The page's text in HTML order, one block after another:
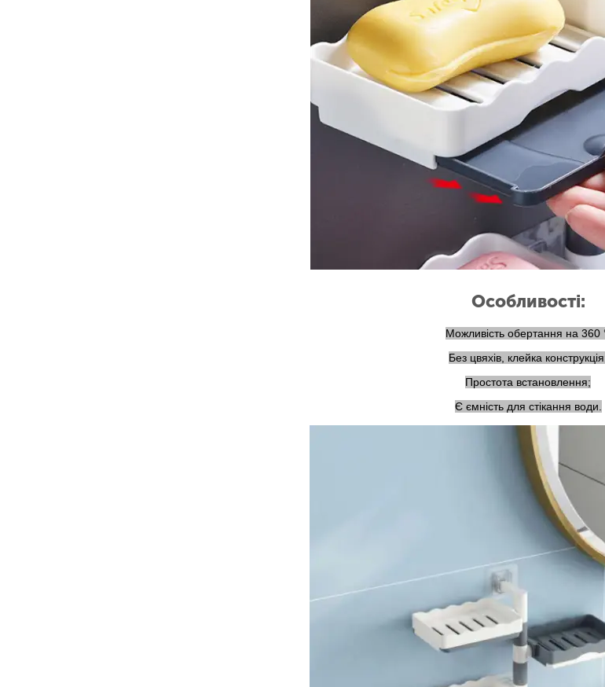
Особливості:
Можливість обертання на 360
Без цвяхів, клейка
Простота встановлення;
Є ємність для стікання води.